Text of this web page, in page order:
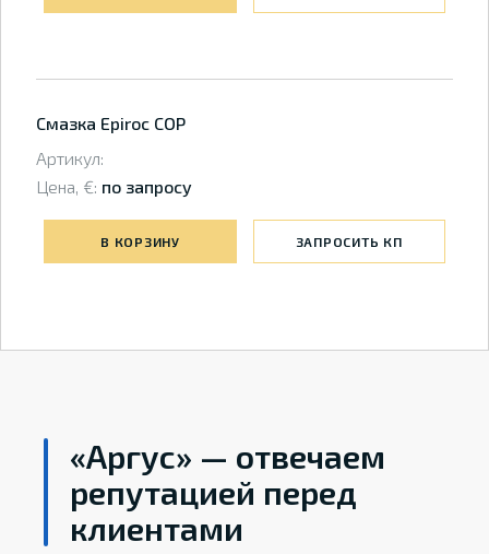
Смазка Epiroc COP
Артикул:
Цена, €: по запросу
В КОРЗИНУ ЗАПРОСИТЬ КП
«Аргус» — отвечаем
репутацией перед
клиентами